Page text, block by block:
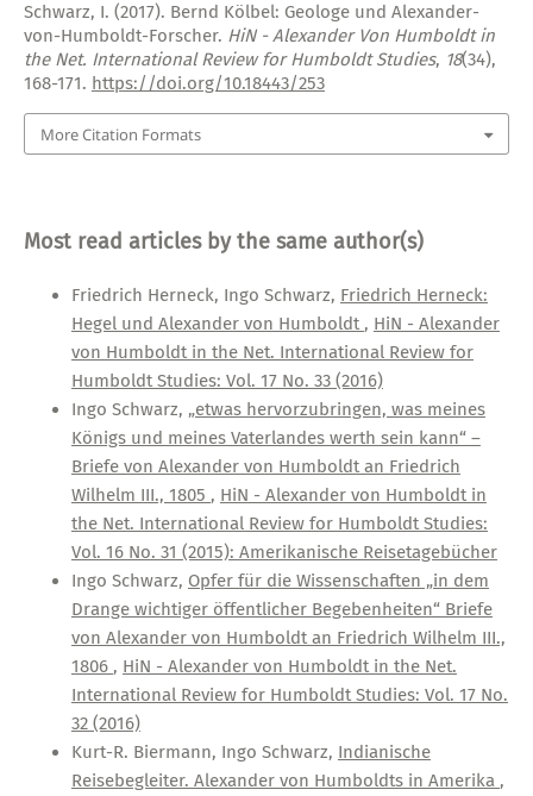
Schwarz, I. (2017). Bernd Kölbel: Geologe und Alexander-
von-Humboldt-Forscher. HiN - Alexander Von Humboldt in
the Net. International Review for Humboldt Studies, 18(34),
168-171. https://doi.org/10.18443/253
More Citation Formats
Most read articles by the same author(s)
Friedrich Herneck, Ingo Schwarz, Friedrich Herneck:
Hegel und Alexander von Humboldt , HiN - Alexander
von Humboldt in the Net. International Review for
Humboldt Studies: Vol. 17 No. 33 (2016)
Ingo Schwarz, „etwas hervorzubringen, was meines
Königs und meines Vaterlandes werth sein kann“ –
Briefe von Alexander von Humboldt an Friedrich
Wilhelm III., 1805 , HiN - Alexander von Humboldt in
the Net. International Review for Humboldt Studies:
Vol. 16 No. 31 (2015): Amerikanische Reisetagebücher
Ingo Schwarz, Opfer für die Wissenschaften „in dem
Drange wichtiger öffentlicher Begebenheiten“ Briefe
von Alexander von Humboldt an Friedrich Wilhelm III.,
1806 , HiN - Alexander von Humboldt in the Net.
International Review for Humboldt Studies: Vol. 17 No.
32 (2016)
Kurt-R. Biermann, Ingo Schwarz, Indianische
Reisebegleiter. Alexander von Humboldts in Amerika ,